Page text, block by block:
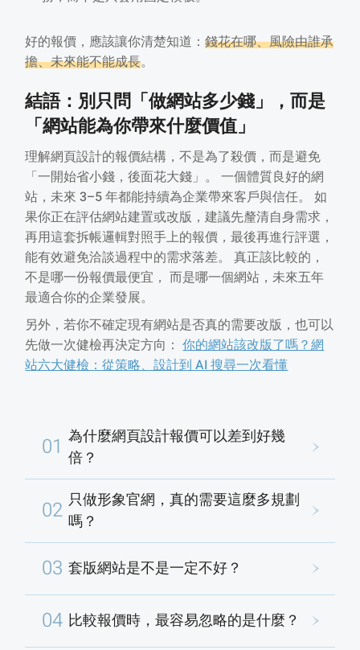
好的報價，應該讓你清楚知道：錢花在哪、風險由誰承
擔、未來能不能成長。
結語：別只問「做網站多少錢」，而是
「網站能為你帶來什麼價值」
理解網頁設計的報價結構，不是為了殺價，而是避免
「一開始省小錢，後面花大錢」。 一個體質良好的網
站，未來 3–5 年都能持續為企業帶來客戶與信任。 如
果你正在評估網站建置或改版，建議先釐清自身需求，
再用這套拆帳邏輯對照手上的報價，最後再進行評選，
能有效避免洽談過程中的需求落差。 真正該比較的，
不是哪一份報價最便宜， 而是哪一個網站，未來五年
最適合你的企業發展。
另外，若你不確定現有網站是否真的需要改版，也可以
先做一次健檢再決定方向：你的網站該改版了嗎？網
站六大健檢：從策略、設計到 AI 搜尋一次看懂
01 為什麼網頁設計報價可以差到好幾
倍？
02 只做形象官網，真的需要這麼多規劃
嗎？
03 套版網站是不是一定不好？
04 比較報價時，最容易忽略的是什麼？